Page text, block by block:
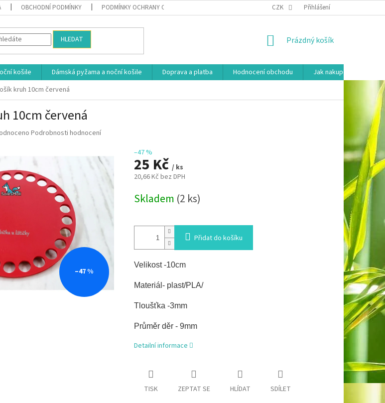
OBCHODNÍ PODMÍNKY PODMÍNKY OCHRANY OSOBNÍCH ÚDAJŮ HODNOCENÍ OBCHODU MOJE OBJEDNÁVKA
CZK Přihlášení
HLEDAT
NÁKUPNÍ
Prázdný košík
košile Dámská pyžama a noční košile Doprava a platba Hodnocení obchodu Jak nakupovat
kruh 10cm červená
10cm červená
Podrobnosti hodnocení
–47 %
–47 %
25 Kč / ks
20,66 Kč bez DPH
cena:
Skladem (2 ks)
Přidat do košíku
Velikost -10cm
Materiál- plast/PLA/
Tloušťka -3mm
Průměr děr - 9mm
Detailní informace
TISK ZEPTAT SE HLÍDAT SDÍLET